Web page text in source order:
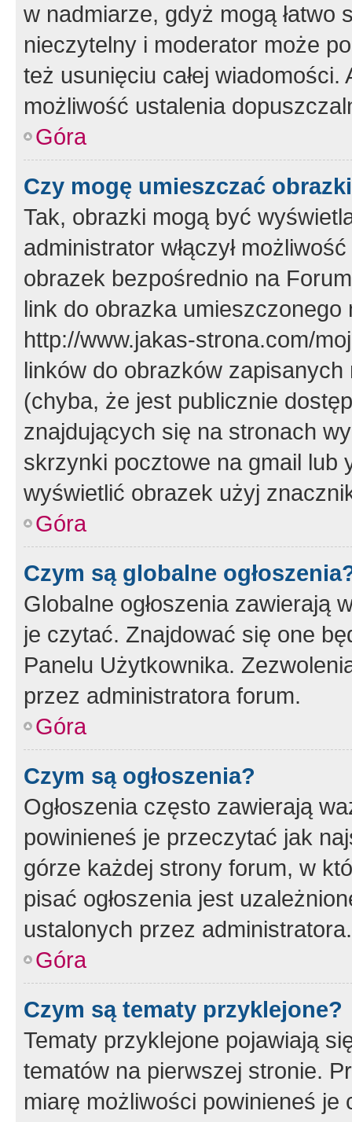
w nadmiarze, gdyż mogą
nieczytelny i moderator może
też usunięciu całej
możliwość ustalenia
Góra
Czy mogę umieszczać
Tak, obrazki mogą być
administrator włączył
obrazek bezpośrednio na
link do obrazka
http://www.jakas-strona.com/
linków do obrazków
(chyba, że jest publicznie
znajdujących się na stronach
skrzynki pocztowe na gmail lub
wyświetlić obrazek użyj
Góra
Czym są globalne
Globalne ogłoszenia zawierają
je czytać. Znajdować się one
Panelu Użytkownika.
przez administratora forum.
Góra
Czym są ogłoszenia?
Ogłoszenia często zawierają
powinieneś je przeczytać jak
górze każdej strony forum, w
pisać ogłoszenia jest
ustalonych przez administratora.
Góra
Czym są tematy przyklejone?
Tematy przyklejone pojawiają
tematów na pierwszej stronie.
miarę możliwości powinieneś je